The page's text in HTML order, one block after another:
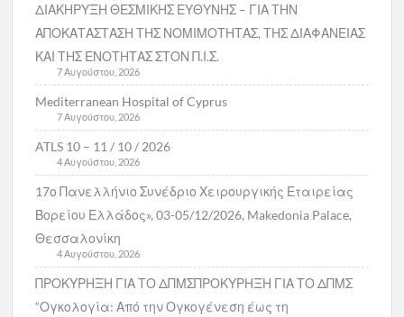
ΔΙΑΚΗΡΥΞΗ ΘΕΣΜΙΚΗΣ ΕΥΘΥΝΗΣ – ΓΙΑ ΤΗΝ
ΑΠΟΚΑΤΑΣΤΑΣΗ ΤΗΣ ΝΟΜΙΜΟΤΗΤΑΣ, ΤΗΣ ΔΙΑΦΑΝΕΙΑΣ
ΚΑΙ ΤΗΣ ΕΝΟΤΗΤΑΣ ΣΤΟΝ Π.Ι.Σ.
7 Αυγούστου, 2026
Mediterranean Hospital of Cyprus
7 Αυγούστου, 2026
ATLS 10 – 11 / 10 / 2026
4 Αυγούστου, 2026
17ο Πανελλήνιο Συνέδριο Χειρουργικής Εταιρείας
Βορείου Ελλάδος», 03-05/12/2026, Makedonia Palace,
Θεσσαλονίκη
4 Αυγούστου, 2026
ΠΡΟΚΥΡΗΞΗ ΓΙΑ ΤΟ ΔΠΜΣΠΡΟΚΥΡΗΞΗ ΓΙΑ ΤΟ ΔΠΜΣ
“Ογκολογία: Από την Ογκογένεση έως τη